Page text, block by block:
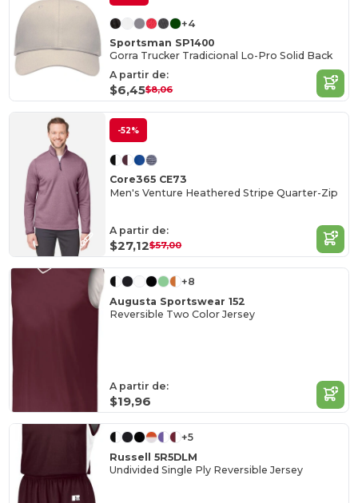
+4
Sportsman SP1400
Gorra Trucker Tradicional Lo-Pro Solid Back
A partir de:
$6,45$8,06
-52%
Core365 CE73
Men's Venture Heathered Stripe Quarter-Zip
A partir de:
$27,12$57,00
+8
Augusta Sportswear 152
Reversible Two Color Jersey
A partir de:
$19,96
+5
Russell 5R5DLM
Undivided Single Ply Reversible Jersey